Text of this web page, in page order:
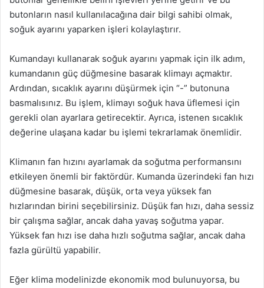
butonların nasıl kullanılacağına dair bilgi sahibi olmak,
soğuk ayarını yaparken işleri kolaylaştırır.
Kumandayı kullanarak soğuk ayarını yapmak için ilk adım,
kumandanın güç düğmesine basarak klimayı açmaktır.
Ardından, sıcaklık ayarını düşürmek için “-” butonuna
basmalısınız. Bu işlem, klimayı soğuk hava üflemesi için
gerekli olan ayarlara getirecektir. Ayrıca, istenen sıcaklık
değerine ulaşana kadar bu işlemi tekrarlamak önemlidir.
Klimanın fan hızını ayarlamak da soğutma performansını
etkileyen önemli bir faktördür. Kumanda üzerindeki fan hızı
düğmesine basarak, düşük, orta veya yüksek fan
hızlarından birini seçebilirsiniz. Düşük fan hızı, daha sessiz
bir çalışma sağlar, ancak daha yavaş soğutma yapar.
Yüksek fan hızı ise daha hızlı soğutma sağlar, ancak daha
fazla gürültü yapabilir.
Eğer klima modelinizde ekonomik mod bulunuyorsa, bu